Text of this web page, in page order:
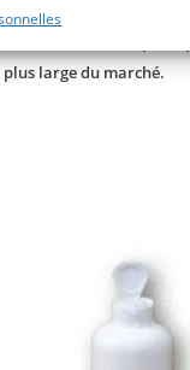
et l’utilisation de
large du marché.